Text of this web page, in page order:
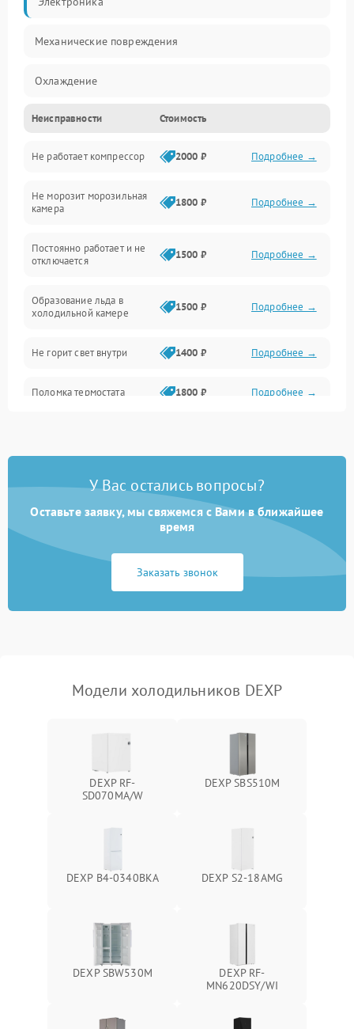
Механические повреждения
Охлаждение
Механика
Электропитание
Дренаж
Неисправности Стоимость
Не работает компрессор 2000 ₽ Подробнее →
Не морозит морозильная
камера
1800 ₽ Подробнее →
Постоянно работает и не
отключается
1500 ₽ Подробнее →
Образование льда в
холодильной камере
1500 ₽ Подробнее →
Не горит свет внутри 1400 ₽ Подробнее →
Поломка термостата 1800 ₽ Подробнее →
Образование конденсата
1800 ₽ Подробнее →
Сбой в работе инвертора
работе
2000 ₽ Подробнее →
У Вас остались вопросы?
Оставьте заявку, мы свяжемся с Вами в ближайшее
время
Заказать звонок
Модели холодильников DEXP
DEXP RF-
SD070MA/W
DEXP SBS510M
DEXP B4-0340BKA DEXP S2-18AMG
DEXP SBW530M
DEXP RF-
MN620DSY/WI